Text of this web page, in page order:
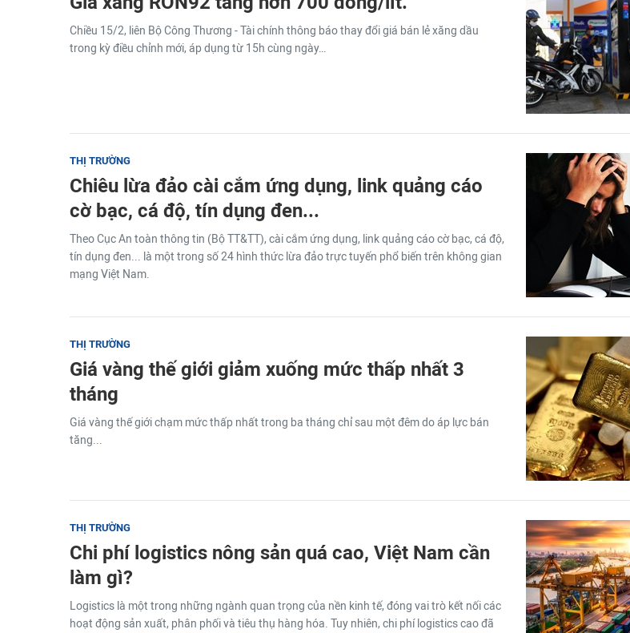
Chiều 15/2, liên Bộ Công Thương - Tài chính thông báo thay đổi giá bán lẻ xăng dầu
trong kỳ điều chỉnh mới, áp dụng từ 15h cùng ngày…
THỊ TRƯỜNG
Chiêu lừa đảo cài cắm ứng dụng, link quảng cáo
cờ bạc, cá độ, tín dụng đen...
Theo Cục An toàn thông tin (Bộ TT&TT), cài cắm ứng dụng, link quảng cáo cờ bạc, cá độ,
tín dụng đen... là một trong số 24 hình thức lừa đảo trực tuyến phổ biến trên không gian
mạng Việt Nam.
THỊ TRƯỜNG
Giá vàng thế giới giảm xuống mức thấp nhất 3
tháng
Giá vàng thế giới chạm mức thấp nhất trong ba tháng chỉ sau một đêm do áp lực bán
tăng...
THỊ TRƯỜNG
Chi phí logistics nông sản quá cao, Việt Nam cần
làm gì?
Logistics là một trong những ngành quan trọng của nền kinh tế, đóng vai trò kết nối các
hoạt động sản xuất, phân phối và tiêu thụ hàng hóa. Tuy nhiên, chi phí logistics cao đã